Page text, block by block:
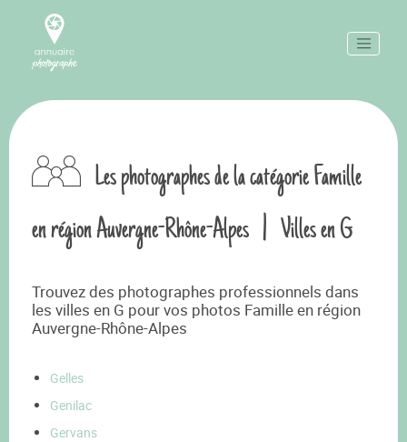
Les photographes de la catégorie Famille
en région Auvergne-Rhône-Alpes | Villes en G
Trouvez des photographes professionnels dans
les villes en G pour vos photos Famille en région
Auvergne-Rhône-Alpes
Gelles
Genilac
Gervans